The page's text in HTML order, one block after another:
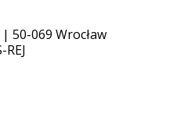
50-069 Wrocław